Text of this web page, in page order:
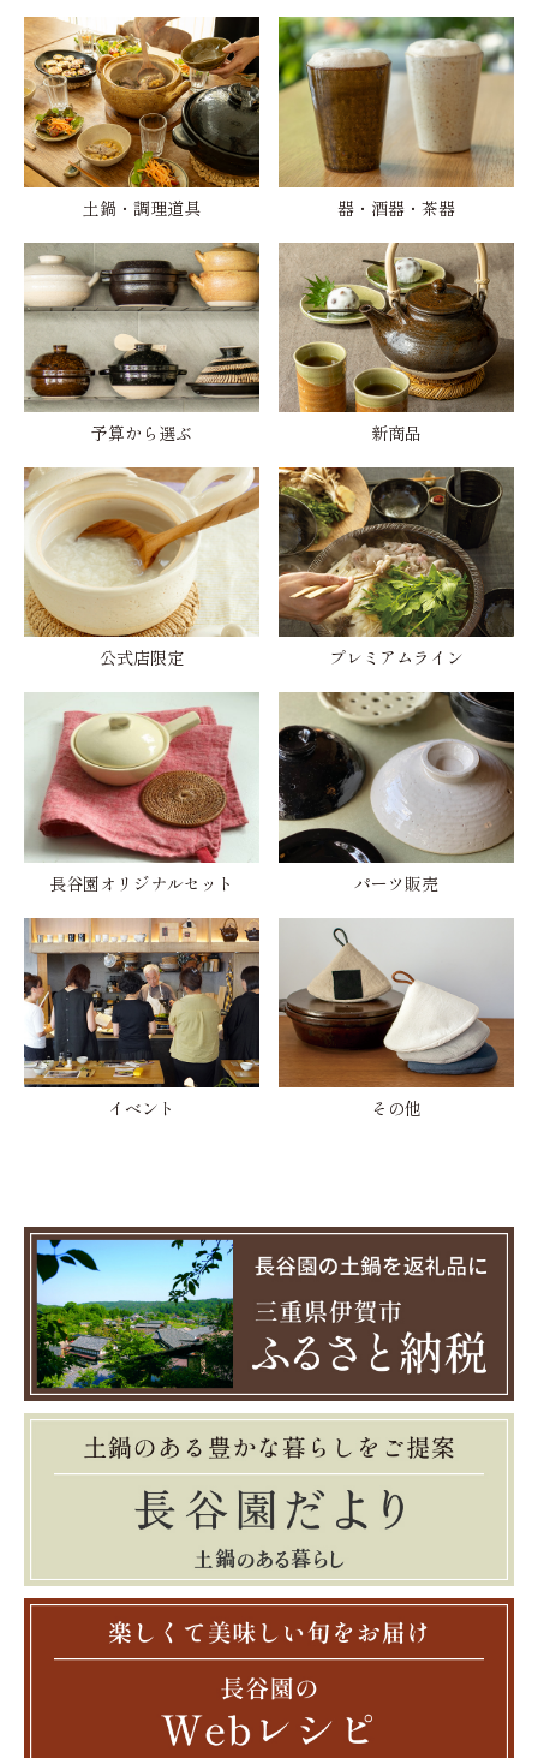
土鍋・調理道具 器・酒器・茶器
予算から選ぶ 新商品
公式店限定 プレミアムライン
長谷園オリジナルセット パーツ販売
イベント その他